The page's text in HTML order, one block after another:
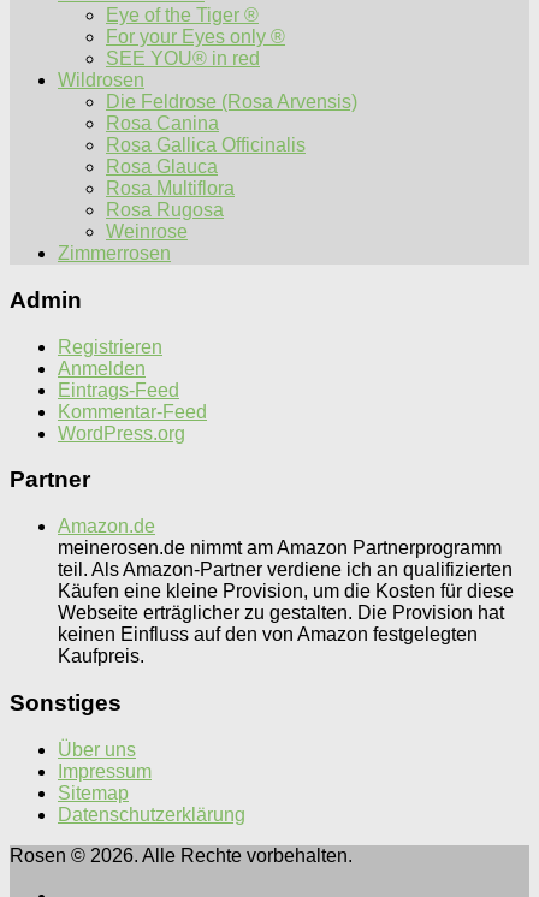
Eye of the Tiger ®
For your Eyes only ®
SEE YOU® in red
Wildrosen
Die Feldrose (Rosa Arvensis)
Rosa Canina
Rosa Gallica Officinalis
Rosa Glauca
Rosa Multiflora
Rosa Rugosa
Weinrose
Zimmerrosen
Admin
Registrieren
Anmelden
Eintrags-Feed
Kommentar-Feed
WordPress.org
Partner
Amazon.de
meinerosen.de nimmt am Amazon Partnerprogramm
teil. Als Amazon-Partner verdiene ich an qualifizierten
Käufen eine kleine Provision, um die Kosten für diese
Webseite erträglicher zu gestalten. Die Provision hat
keinen Einfluss auf den von Amazon festgelegten
Kaufpreis.
Sonstiges
Über uns
Impressum
Sitemap
Datenschutzerklärung
Rosen © 2026. Alle Rechte vorbehalten.